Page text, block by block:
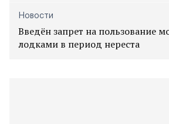
Новости
Введён запрет на пользование
лодками в период нереста